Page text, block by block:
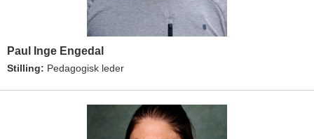
Paul Inge Engedal
Stilling: Pedagogisk leder